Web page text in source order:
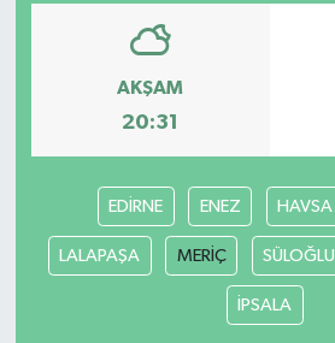
AKŞAM
20:31
EDİRNE ENEZ HAVSA
LALAPAŞA MERİÇ SÜLOĞLU
İPSALA